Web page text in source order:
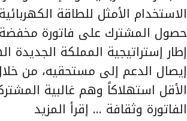
الاستخدام الأمثل للطاقة
حصول المشترك على فاتورة
إطار إستراتيجية المملكة الجديدة
إيصال الدعم إلى مستحقيه، من
الأقل استهلاكاً وهم غالبية
الفاتورة وثقافة … إقرأ المزيد